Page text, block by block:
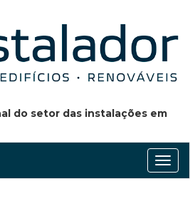
do setor das instalações em